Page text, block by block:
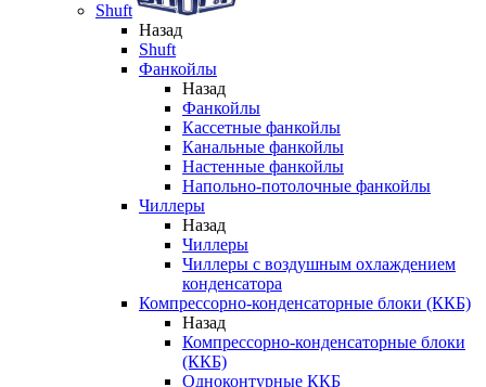
Shuft
Назад
Shuft
Фанкойлы
Назад
Фанкойлы
Кассетные фанкойлы
Канальные фанкойлы
Настенные фанкойлы
Напольно-потолочные фанкойлы
Чиллеры
Назад
Чиллеры
Чиллеры с воздушным охлаждением
конденсатора
Компрессорно-конденсаторные блоки (ККБ)
Назад
Компрессорно-конденсаторные блоки
(ККБ)
Одноконтурные ККБ